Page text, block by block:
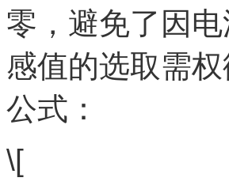
零，避免了因
感值的选取需
公式：
\[